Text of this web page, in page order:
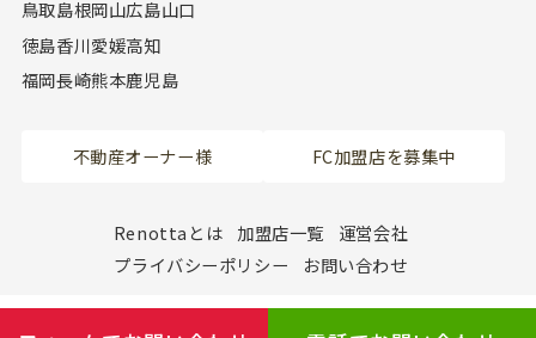
鳥取島根岡山広島山口
徳島香川愛媛高知
福岡長崎熊本鹿児島
不動産オーナー様 FC加盟店を募集中
Renottaとは 加盟店一覧
運営会社
プライバシーポリシー
お問い合わせ